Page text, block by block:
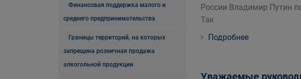
Финансовая поддержка малого и
среднего предпринимательства
Границы территорий, на которых
запрещена розничная продажа
алкогольной продукции
России Владимир Путин
Так
Подробнее
Уважаемые